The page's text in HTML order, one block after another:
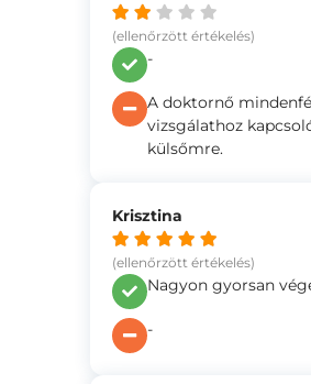
(ellenőrzött értékelés)
-
A doktornő
vizsgálathoz
külsőmre.
Krisztina
(ellenőrzött értékelés)
Nagyon gyorsan
-